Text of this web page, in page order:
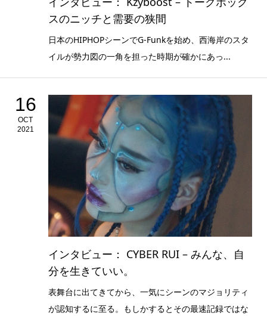
スのニッチと需要の狭間
日本のHIPHOPシーンでG-Funkを始め、西海岸のスタ
イルが勢力図の一角を担った時期が確かにあっ...
16
OCT
2021
インタビュー： CYBER RUI – みんな、自
分を生きていい。
表舞台に出てきてから、一気にシーンのマジョリティ
が認知するに至る。もしかするとその最速記録ではな